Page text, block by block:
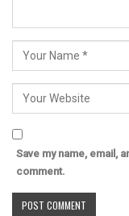
Save my name, email,
comment.